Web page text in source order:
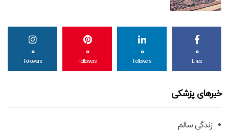
0
Likes
0
Followers
0
Followers
0
Followers
خبرهای پزشکی
زندگی سالم